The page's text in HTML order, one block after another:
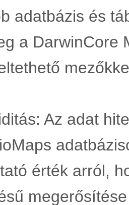
adatbázis és
a DarwinCore
Az adat
érték arról,